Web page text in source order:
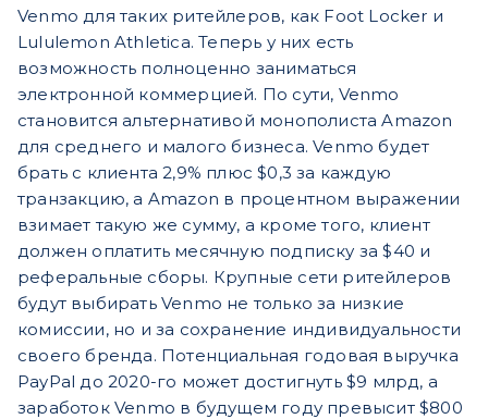
Venmo для таких ритейлеров, как Foot Locker и
Lululemon Athletica. Теперь у них есть
возможность полноценно заниматься
электронной коммерцией. По сути, Venmo
становится альтернативой монополиста Amazon
для среднего и малого бизнеса. Venmo будет
брать с клиента 2,9% плюс $0,3 за каждую
транзакцию, а Amazon в процентном выражении
взимает такую же сумму, а кроме того, клиент
должен оплатить месячную подписку за $40 и
реферальные сборы. Крупные сети ритейлеров
будут выбирать Venmo не только за низкие
комиссии, но и за сохранение индивидуальности
своего бренда. Потенциальная годовая выручка
PayPal до 2020-го может достигнуть $9 млрд, а
заработок Venmo в будущем году превысит $800